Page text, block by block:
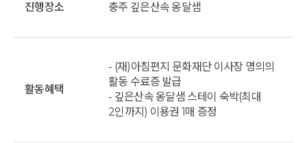
진행장소 충주 깊은산속 옹달샘
활동혜택
- (재)아침편지 문화재단 이사장 명의의
활동 수료증 발급
- 깊은산속 옹달샘 스테이 숙박(최대
2인까지) 이용권 1매 증정